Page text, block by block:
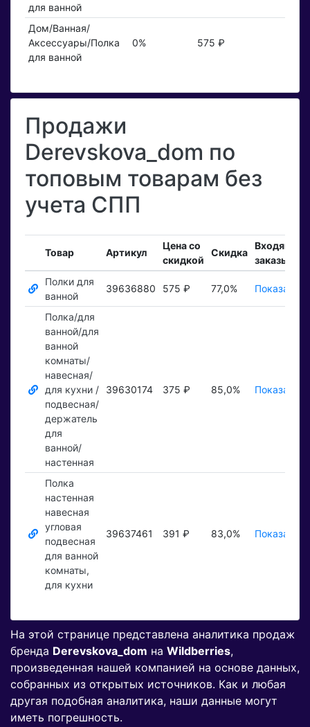
для ванной
Дом/Ванная/
Аксессуары/Полка
для ванной
0% 575 ₽
Продажи
Derevskova_dom по
топовым товарам без
учета СПП
Товар Артикул
Цена со
скидкой
Скидка
Входящие
заказы
Полки для
ванной
39636880 575 ₽ 77,0% Показать ₽
Полка/для
ванной/для
ванной
комнаты/
навесная/
для кухни /
подвесная/
держатель
для
ванной/
настенная
39630174 375 ₽ 85,0% Показать ₽
Полка
настенная
навесная
угловая
подвесная
для ванной
комнаты,
для кухни
39637461 391 ₽ 83,0% Показать ₽
На этой странице представлена аналитика продаж
бренда Derevskova_dom на Wildberries,
произведенная нашей компанией на основе данных,
собранных из открытых источников. Как и любая
другая подобная аналитика, наши данные могут
иметь погрешность.